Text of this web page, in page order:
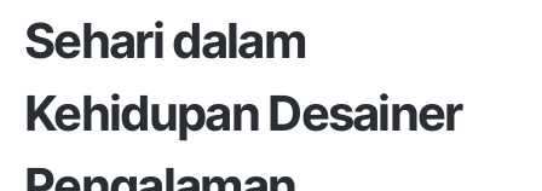
Sehari dalam
Kehidupan Desainer